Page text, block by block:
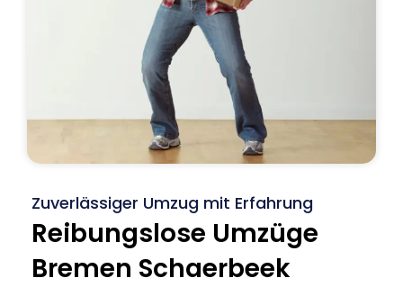
Zuverlässiger Umzug mit Erfahrung
Reibungslose Umzüge
Bremen Schaerbeek